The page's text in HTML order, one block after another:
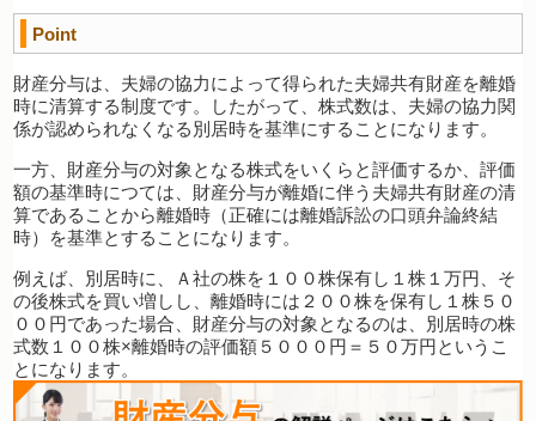
Point
財産分与は、夫婦の協力によって得られた夫婦共有財産を離婚
時に清算する制度です。したがって、株式数は、夫婦の協力関
係が認められなくなる別居時を基準にすることになります。
一方、財産分与の対象となる株式をいくらと評価するか、評価
額の基準時につては、財産分与が離婚に伴う夫婦共有財産の清
算であることから離婚時（正確には離婚訴訟の口頭弁論終結
時）を基準とすることになります。
例えば、別居時に、Ａ社の株を１００株保有し１株１万円、そ
の後株式を買い増しし、離婚時には２００株を保有し１株５０
００円であった場合、財産分与の対象となるのは、別居時の株
式数１００株×離婚時の評価額５０００円＝５０万円というこ
とになります。